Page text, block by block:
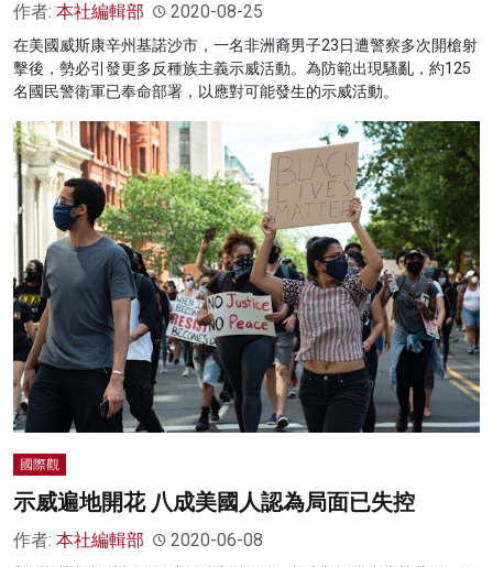
作者: 本社編輯部 2020-08-25
在美國威斯康辛州基諾沙市，一名非洲裔男子23日遭警察多次開槍射
擊後，勢必引發更多反種族主義示威活動。為防範出現騷亂，約125
名國民警衛軍已奉命部署，以應對可能發生的示威活動。
國際觀
示威遍地開花 八成美國人認為局面已失控
作者: 本社編輯部 2020-06-08